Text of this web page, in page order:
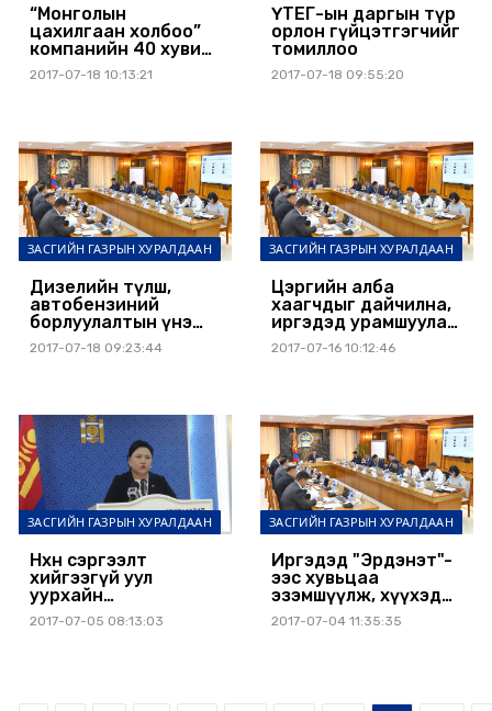
“Монголын
цахилгаан холбоо”
компанийн 40 хувийг
төрийн мэдэлд
худалдаж авна
2017-07-18 10:13:21
ҮТЕГ-ын даргын түр
орлон гүйцэтгэгчийг
томиллоо
2017-07-18 09:55:20
ЗАСГИЙН ГАЗРЫН ХУРАЛДААН
Дизелийн түлш,
автобензиний
борлуулалтын үнэ
нэмэгдэхгүй
2017-07-18 09:23:44
ЗАСГИЙН ГАЗРЫН ХУРАЛДААН
Цэргийн алба
хаагчдыг дайчилна,
иргэдэд урамшуулал
олгоно
2017-07-16 10:12:46
ЗАСГИЙН ГАЗРЫН ХУРАЛДААН
Нөхөн сэргээлт
хийгээгүй уул
уурхайн
компаниудын үйл
ажиллагааг
2017-07-05 08:13:03
ЗАСГИЙН ГАЗРЫН ХУРАЛДААН
Иргэдэд "Эрдэнэт"-
ээс хувьцаа
эзэмшүүлж, хүүхэд
бүрт хүүхдийн мөнгө
олгохоор боллоо
2017-07-04 11:35:35